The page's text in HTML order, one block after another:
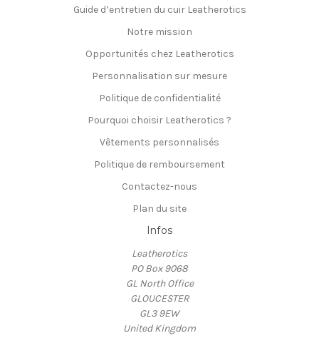
Guide d’entretien du cuir Leatherotics
Notre mission
Opportunités chez Leatherotics
Personnalisation sur mesure
Politique de confidentialité
Pourquoi choisir Leatherotics ?
Vêtements personnalisés
Politique de remboursement
Contactez-nous
Plan du site
Infos
Leatherotics
PO Box 9068
GL North Office
GLOUCESTER
GL3 9EW
United Kingdom